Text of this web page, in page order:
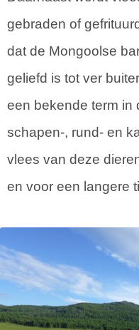
gebraden of
dat de Mongoolse
geliefd is tot ver
een bekende term in
schapen-, rund- en
vlees van deze
en voor een langere